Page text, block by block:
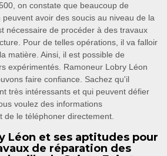
on constate que beaucoup de
avoir des soucis au niveau de la
nécessaire de procéder à des travaux
Pour de telles opérations, il va falloir
matière. Ainsi, il est possible de
expérimentés. Ramoneur Lobry Léon
faire confiance. Sachez qu'il
très intéressants et qui peuvent défier
voulez des informations
de le téléphoner directement.
Léon et ses aptitudes pour
de réparation des